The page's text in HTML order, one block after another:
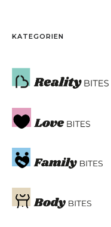
KATEGORIEN